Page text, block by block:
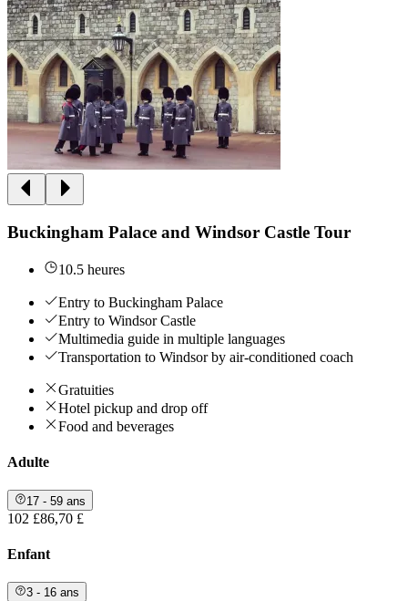
Buckingham Palace and Windsor Castle Tour
10.5 heures
Entry to Buckingham Palace
Entry to Windsor Castle
Multimedia guide in multiple languages
Transportation to Windsor by air-conditioned coach
Gratuities
Hotel pickup and drop off
Food and beverages
Adulte
17 - 59 ans
102 £86,70 £
Enfant
3 - 16 ans